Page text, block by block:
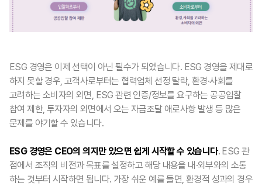
ESG 경영은 이제 선택이 아닌 필수가 되었습니다. ESG 경영을 제대로
하지 못할 경우, 고객사로부터는 협력업체 선정 탈락, 환경·사회를
고려하는 소비자의 외면, ESG 관련 인증/정보를 요구하는 공공입찰
참여 제한, 투자자의 외면에서 오는 자금조달 애로사항 발생 등 많은
문제를 야기할 수 있습니다.
ESG 경영은 CEO의 의지만 있으면 쉽게 시작할 수 있습니다. ESG 관
점에서 조직의 비전과 목표를 설정하고 해당 내용을 내·외부와의 소통
하는 것부터 시작하면 됩니다. 가장 쉬운 예를 들면, 환경적 성과의 경우